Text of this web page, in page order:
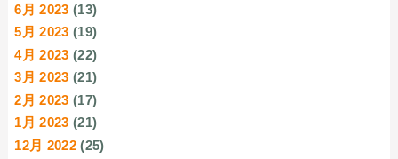
6月 2023 (13)
5月 2023 (19)
4月 2023 (22)
3月 2023 (21)
2月 2023 (17)
1月 2023 (21)
12月 2022 (25)